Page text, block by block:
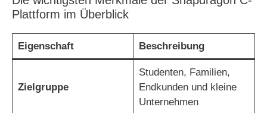
Plattform im Überblick
Eigenschaft Beschreibung
Zielgruppe
Studenten, Familien,
Endkunden und kleine
Unternehmen